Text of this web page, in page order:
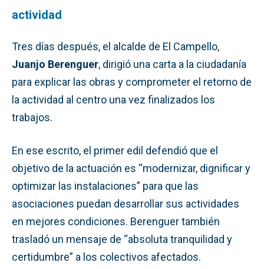
actividad
Tres días después, el alcalde de El Campello,
Juanjo Berenguer, dirigió una carta a la ciudadanía
para explicar las obras y comprometer el retorno de
la actividad al centro una vez finalizados los
trabajos.
En ese escrito, el primer edil defendió que el
objetivo de la actuación es “modernizar, dignificar y
optimizar las instalaciones” para que las
asociaciones puedan desarrollar sus actividades
en mejores condiciones. Berenguer también
trasladó un mensaje de “absoluta tranquilidad y
certidumbre” a los colectivos afectados.